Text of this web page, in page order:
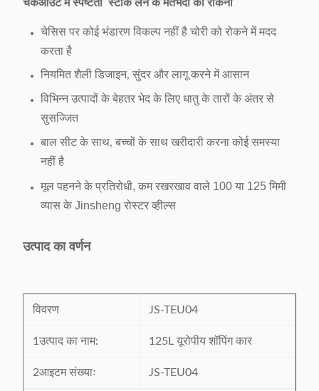
चेकआउट में स्पष्टता ️ स्टॉक लेने के मतभेदों को रोकना
चेसिस पर कोई भंडारण विकल्प नहीं है चोरी को रोकने में मदद
करता है
नियमित शैली डिजाइन, सुंदर और लागू करने में आसान
विभिन्न उत्पादों के बेहतर भेद के लिए धातु के तारों के अंतर से
सुसज्जित
बाल सीट के साथ, बच्चों के साथ खरीदारी करना कोई समस्या
नहीं है
मूल पहनने के प्रतिरोधी, कम रखरखाव वाले 100 या 125 मिमी
व्यास के Jinsheng रोस्टर व्हील्स
उत्पाद का वर्णन
विवरण JS-TEU04
1उत्पाद का नाम: 125L यूरोपीय शॉपिंग कार
2आइटम संख्याः JS-TEU04